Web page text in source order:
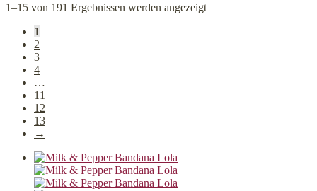
1–15 von 191 Ergebnissen werden angezeigt
1
2
3
4
…
11
12
13
→